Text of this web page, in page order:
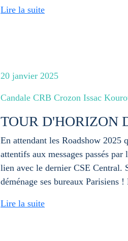
Lire la suite
20 janvier 2025
Candale CRB Crozon Issac
TOUR D'HORIZON
En attendant les Roadshow 2025
attentifs aux messages passés
lien avec le dernier CSE
déménage ses bureaux Parisiens
Lire la suite